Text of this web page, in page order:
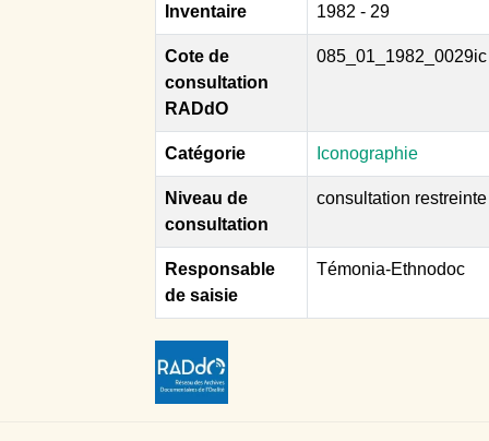
Inventaire 1982 - 29
Cote de
consultation
RADdO
085_01_1982_0029ic
Catégorie Iconographie
Niveau de
consultation
consultation restreinte
Responsable
de saisie
Témonia-Ethnodoc